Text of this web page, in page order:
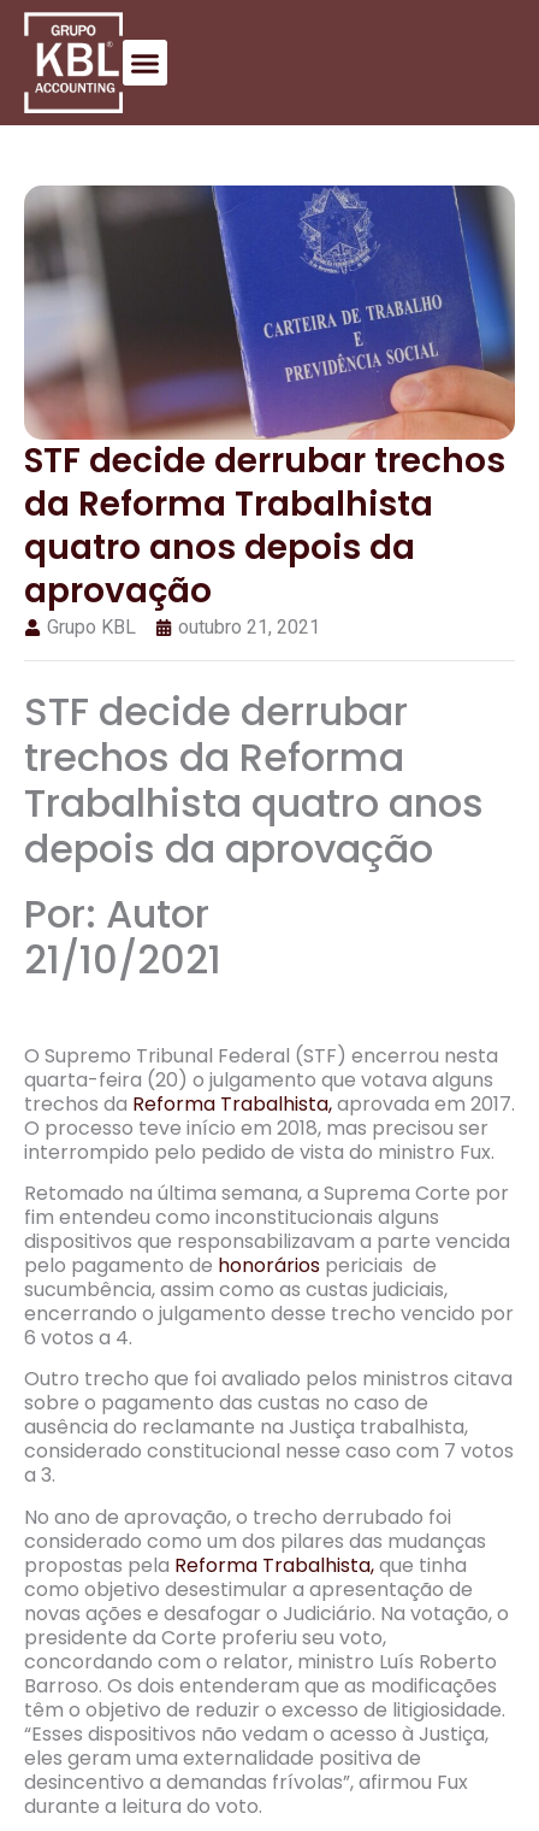
STF decide derrubar trechos
da Reforma Trabalhista
quatro anos depois da
aprovação
Grupo KBL outubro 21, 2021
STF decide derrubar
trechos da Reforma
Trabalhista quatro anos
depois da aprovação
Por: Autor
21/10/2021
O Supremo Tribunal Federal (STF) encerrou nesta
quarta-feira (20) o julgamento que votava alguns
trechos da Reforma Trabalhista,aprovada em 2017.
O processo teve início em 2018, mas precisou ser
interrompido pelo pedido de vista do ministro Fux.
Retomado na última semana, a Suprema Corte por
fim entendeu como inconstitucionais alguns
dispositivos que responsabilizavam a parte vencida
pelo pagamento de honorários periciais de
sucumbência, assim como as custas judiciais,
encerrando o julgamento desse trecho vencido por
6 votos a 4.
Outro trecho que foi avaliado pelos ministros citava
sobre o pagamento das custas no caso de
ausência do reclamante na Justiça trabalhista,
considerado constitucional nesse caso com 7 votos
a 3.
No ano de aprovação, o trecho derrubado foi
considerado como um dos pilares das mudanças
propostas pela Reforma Trabalhista,que tinha
como objetivo desestimular a apresentação de
novas ações e desafogar o Judiciário. Na votação, o
presidente da Corte proferiu seu voto,
concordando com o relator, ministro Luís Roberto
Barroso. Os dois entenderam que as modificações
têm o objetivo de reduzir o excesso de litigiosidade.
“Esses dispositivos não vedam o acesso à Justiça,
eles geram uma externalidade positiva de
desincentivo a demandas frívolas”, afirmou Fux
durante a leitura do voto.